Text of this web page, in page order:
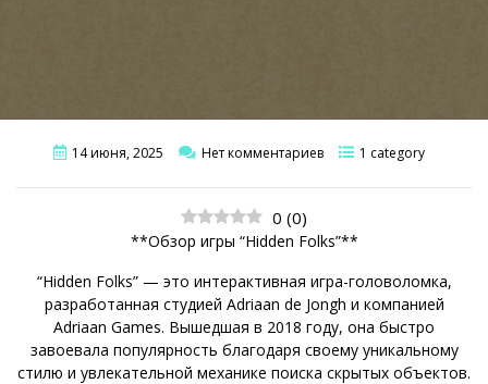
14 июня, 2025 Нет комментариев 1 category
0 (0)
**Обзор игры “Hidden Folks”**
“Hidden Folks” — это интерактивная игра-головоломка,
разработанная студией Adriaan de Jongh и компанией
Adriaan Games. Вышедшая в 2018 году, она быстро
завоевала популярность благодаря своему уникальному
стилю и увлекательной механике поиска скрытых объектов.